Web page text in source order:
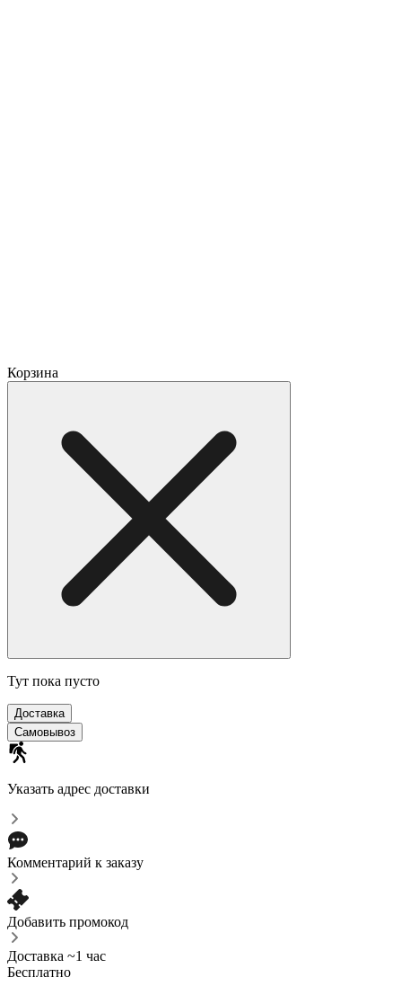
Корзина
Тут пока пусто
Доставка
Самовывоз
Указать адрес доставки
Комментарий к заказу
Добавить промокод
Доставка ~1 час
Бесплатно